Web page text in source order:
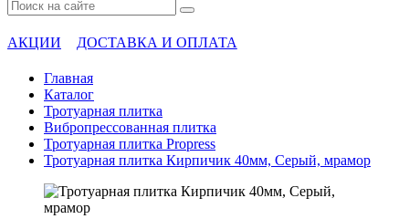
АКЦИИ ДОСТАВКА И ОПЛАТА
Главная
Каталог
Тротуарная плитка
Вибропрессованная плитка
Тротуарная плитка Propress
Тротуарная плитка Кирпичик 40мм, Серый, мрамор